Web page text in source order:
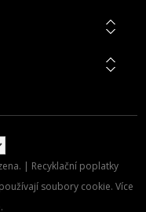
| Recyklační poplatky
soubory cookie. Více
.